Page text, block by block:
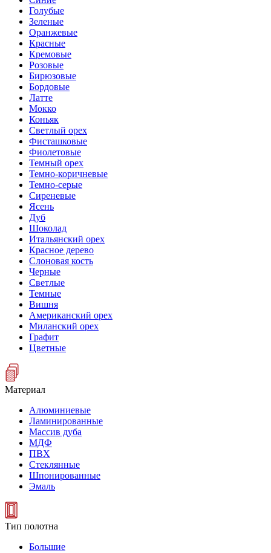
Голубые
Зеленые
Оранжевые
Красные
Кремовые
Розовые
Бирюзовые
Бордовые
Латте
Мокко
Коньяк
Светлый орех
Фисташковые
Фиолетовые
Темный орех
Темно-коричневые
Темно-серые
Сиреневые
Ясень
Дуб
Шоколад
Итальянский орех
Красное дерево
Слоновая кость
Черные
Светлые
Темные
Вишня
Американский орех
Миланский орех
Графит
Цветные
Материал
Алюминиевые
Ламинированные
Массив дуба
МДФ
ПВХ
Стеклянные
Шпонированные
Эмаль
Тип полотна
Большие